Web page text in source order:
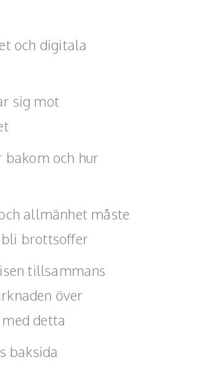
och digitala
sig mot
och hur
allmänhet måste
brottsoffer
tillsammans
över
detta
baksida